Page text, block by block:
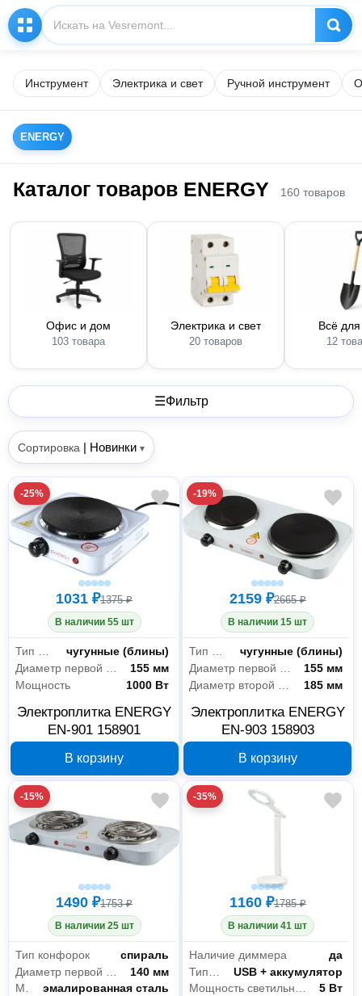
Инструмент Электрика и свет Ручной инструмент
ENERGY
Каталог товаров ENERGY 160 товаров
Офис и дом
103 товара
Электрика и свет
20 товаров
Всё
12
☰Фильтр
Сортировка | Новинки ▾
-25%
1031 ₽1375 ₽
В наличии 55 шт
чугунные (блины)
155 мм
Мощность
1000 Вт
Электроплитка ENERGY
EN-901 158901
В корзину
-19%
2159 ₽2665 ₽
В наличии 15 шт
чугунные (блины)
155 мм
185 мм
Электроплитка ENERGY
EN-903 158903
В корзину
-15%
1490 ₽1753 ₽
В наличии 25 шт
Тип конфорок
спираль
140 мм
Материал плитки
эмалированная сталь
-35%
1160 ₽1785 ₽
В наличии 41 шт
Наличие диммера
да
USB + аккумулятор
Мощность светильника
5 Вт